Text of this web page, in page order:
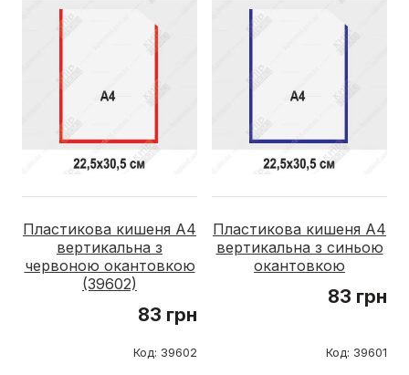
Пластикова кишеня А4
вертикальна з
червоною окантовкою
(39602)
83 грн
Код: 39602
Пластикова кишеня А4
вертикальна з синьою
окантовкою
83 грн
Код: 39601